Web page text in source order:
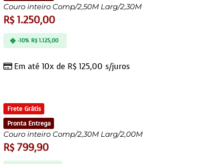
Couro inteiro Comp/2,50M Larg/2,30M
R$1.250,00
Em até 10x de R$ 125,00 s/juros
-10% R$1.125,00
Frete Grátis
Pronta Entrega
Couro inteiro Comp/2,30M Larg/2,00M
R$799,90